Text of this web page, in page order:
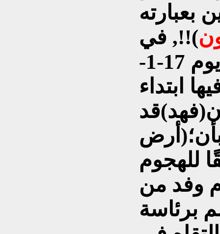
)!!, في
كلمته التي ألقاها فجر يوم 17-1-
ابتداء
للهجوم
وفد من
برئاسة